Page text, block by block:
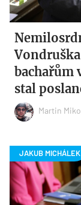
bachařům
stal
Martin Miko